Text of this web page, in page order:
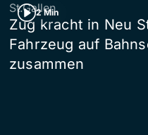
2 Min
St.Gallen
Zug kracht in Neu
Fahrzeug auf
zusammen